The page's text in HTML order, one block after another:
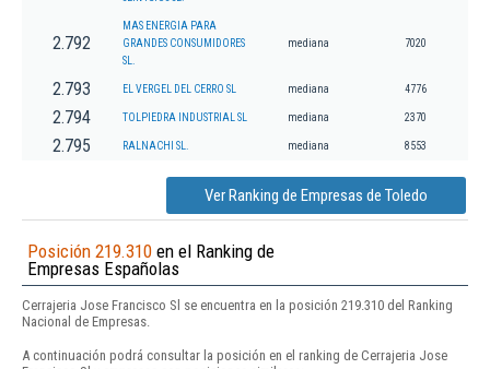
2.792
MAS ENERGIA PARA
GRANDES CONSUMIDORES
SL.
mediana 7020
2.793 EL VERGEL DEL CERRO SL mediana 4776
2.794 TOLPIEDRA INDUSTRIAL SL mediana 2370
2.795 RALNACHI SL. mediana 8553
Ver Ranking de Empresas de Toledo
Posición 219.310 en el Ranking de
Empresas Españolas
Cerrajeria Jose Francisco Sl se encuentra en la posición 219.310 del Ranking
Nacional de Empresas.
A continuación podrá consultar la posición en el ranking de Cerrajeria Jose